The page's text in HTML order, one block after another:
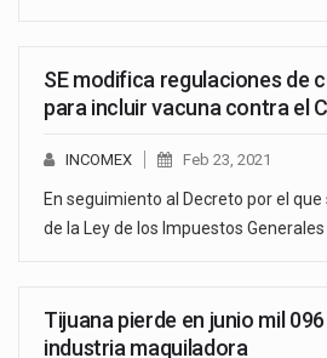
SE modifica regulaciones de
para incluir vacuna contra el
INCOMEX Feb 23, 2021
En seguimiento al Decreto por el
de la Ley de los Impuestos
Tijuana pierde en junio mil
industria maquiladora